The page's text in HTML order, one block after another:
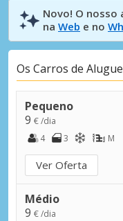
Novo! O nosso
na Web e no
Os Carros de
Pequeno
9 € /dia
4
3 M
Ver Oferta
Médio
9 € /dia